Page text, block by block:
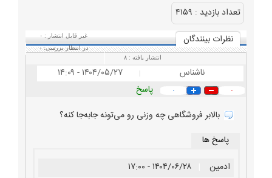
تعداد بازديد : ۴۱۵۹
نظرات بينندگان
غیر قابل انتشار : ۰
در انتظار بررسی:۰
انتشار یافته :۸
ناشناس ۱۴۰۴/۰۵/۲۷ - ۱۴:۰۹
۰ ۰
پاسخ
بالابر فروشگاهی چه وزنی رو می‌تونه جابه‌جا کنه؟
پاسخ ها
ادمین
۱۴۰۴/۰۶/۲۸ - ۱۷:۰۰